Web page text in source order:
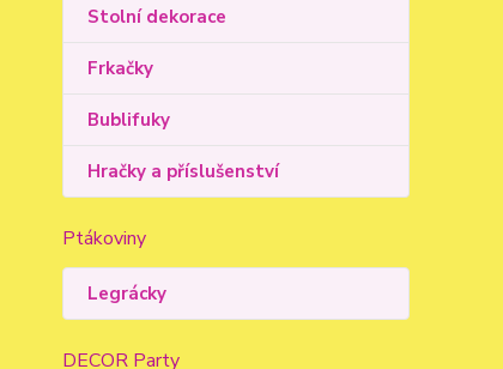
Stolní dekorace
Frkačky
Bublifuky
Hračky a příslušenství
Ptákoviny
Legrácky
DECOR Party